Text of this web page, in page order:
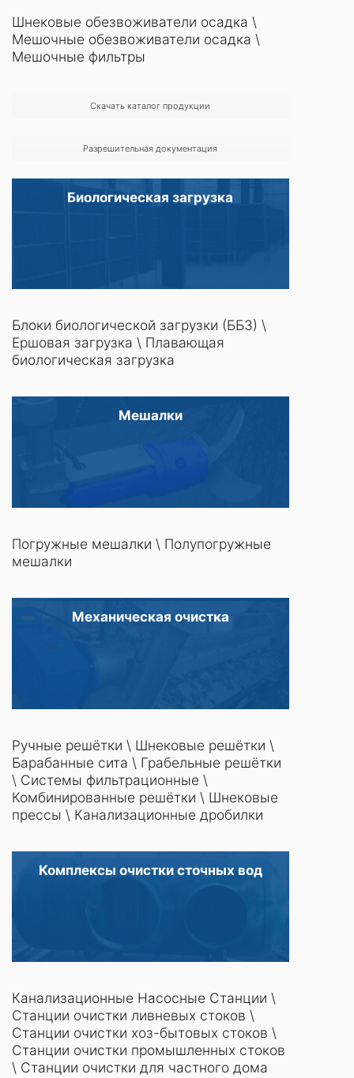
Шнековые обезвоживатели осадка \
Мешочные обезвоживатели осадка \
Мешочные фильтры
Скачать каталог продукции
Разрешительная документация
Биологическая загрузка
Блоки биологической загрузки (ББЗ) \
Ершовая загрузка \ Плавающая
биологическая загрузка
Мешалки
Погружные мешалки \ Полупогружные
мешалки
Механическая очистка
Ручные решётки \ Шнековые решётки \
Барабанные сита \ Грабельные решётки
\ Системы фильтрационные \
Комбинированные решётки \ Шнековые
прессы \ Канализационные дробилки
Комплексы очистки сточных вод
Канализационные Насосные Станции \
Станции очистки ливневых стоков \
Станции очистки хоз-бытовых стоков \
Станции очистки промышленных стоков
\ Станции очистки для частного дома